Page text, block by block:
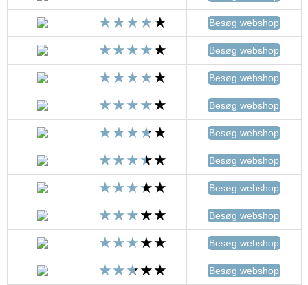
Besøg webshop
Besøg webshop
Besøg webshop
Besøg webshop
Besøg webshop
Besøg webshop
Besøg webshop
Besøg webshop
Besøg webshop
Besøg webshop